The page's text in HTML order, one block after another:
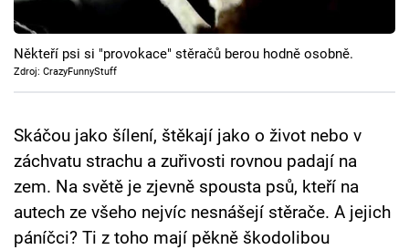
Pořady
Sledujte prima+
Přihlášení
Někteří psi si "provokace" stěračů berou hodně osobně.
Zdroj: CrazyFunnyStuff
Skáčou jako šílení, štěkají jako o život nebo v
záchvatu strachu a zuřivosti rovnou padají na
zem. Na světě je zjevně spousta psů, kteří na
autech ze všeho nejvíc nesnášejí stěrače. A jejich
páníčci? Ti z toho mají pěkně škodolibou